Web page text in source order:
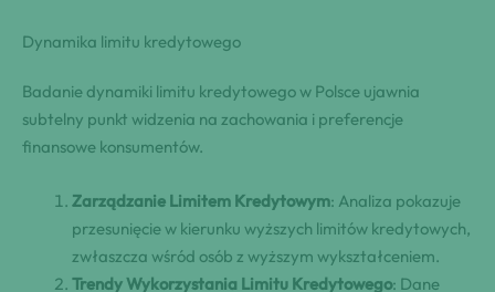
Dynamika limitu kredytowego
Badanie dynamiki limitu kredytowego w Polsce ujawnia
subtelny punkt widzenia na zachowania i preferencje
finansowe konsumentów.
Zarządzanie Limitem Kredytowym: Analiza pokazuje
przesunięcie w kierunku wyższych limitów kredytowych,
zwłaszcza wśród osób z wyższym wykształceniem.
Trendy Wykorzystania Limitu Kredytowego: Dane